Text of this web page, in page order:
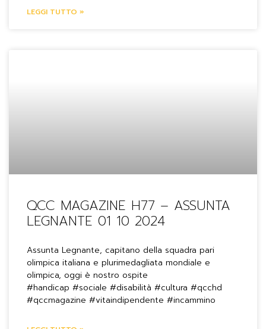
LEGGI TUTTO »
QCC MAGAZINE H77 – ASSUNTA
LEGNANTE 01 10 2024
Assunta Legnante, capitano della squadra pari
olimpica italiana e plurimedagliata mondiale e
olimpica, oggi è nostro ospite
#handicap #sociale #disabilità #cultura #qcchd
#qccmagazine #vitaindipendente #incammino